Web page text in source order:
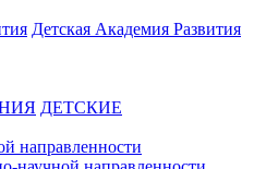
Детская Академия Развития
ДЕТСКИЕ
направленности